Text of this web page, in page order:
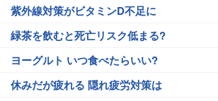
紫外線対策がビタミンD不足に
緑茶を飲むと死亡リスク低まる?
ヨーグルト いつ食べたらいい?
休みだが疲れる 隠れ疲労対策は